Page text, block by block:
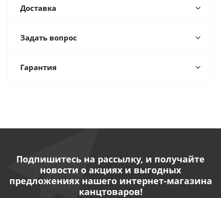
Доставка
Задать вопрос
Гарантия
Подпишитесь на рассылку, и получайте
новости о акциях и выгодных
предложениях нашего интернет-магазина
канцтоваров!